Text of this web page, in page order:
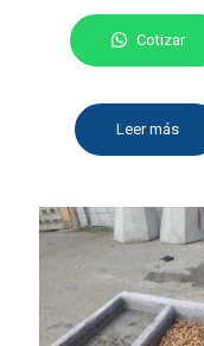
Cotizar
Leer más